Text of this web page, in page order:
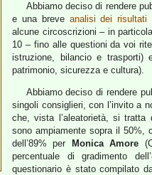
Abbiamo deciso di rendere
e una breve analisi dei risultati
alcune circoscrizioni – in
10 – fino alle questioni da voi
istruzione, bilancio e
patrimonio, sicurezza e cultura).
Abbiamo deciso di rendere
singoli consiglieri, con l’invito a
che, vista l’aleatorietà, si
sono ampiamente sopra il 50%,
dell’89% per
Monica Amore
percentuale di gradimento
questionario è stato compilato